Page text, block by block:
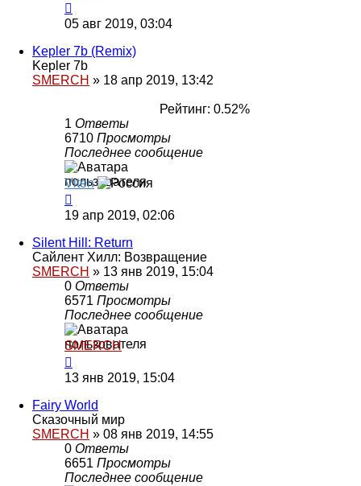
05 авг 2019, 03:04
Kepler 7b (Remix)
Kepler 7b
SMERCH » 18 апр 2019, 13:42
Рейтинг: 0.52%
1 Ответы
6710 Просмотры
Последнее сообщение
Viten
19 апр 2019, 02:06
Silent Hill: Return
Сайлент Хилл: Возвращение
SMERCH » 13 янв 2019, 15:04
0 Ответы
6571 Просмотры
Последнее сообщение
SMERCH
13 янв 2019, 15:04
Fairy World
Сказочный мир
SMERCH » 08 янв 2019, 14:55
0 Ответы
6651 Просмотры
Последнее сообщение